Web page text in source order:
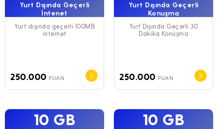
Yurt Dışında Geçerli
İntenet
Yurt dışında geçerli 100MB
internet
250.000 PUAN
Yurt Dışında Geçerli
Konuşma
Yurt Dışında Geçerli 30
Dakika Konuşma
250.000 PUAN
10 GB 10 GB